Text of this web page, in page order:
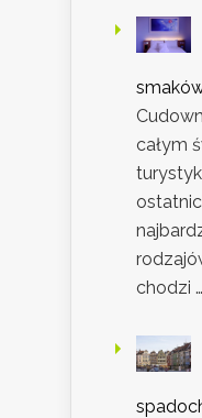
całym
chodzi …